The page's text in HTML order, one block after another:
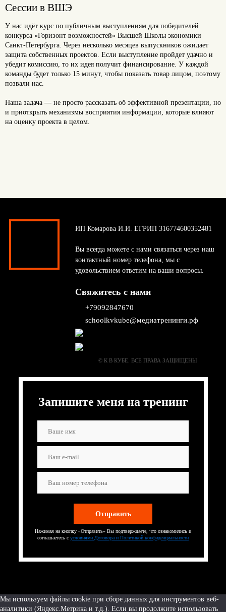
Сессии в ВШЭ
У нас идёт курс по публичным выступлениям для победителей
конкурса «Горизонт возможностей» Высшей Школы экономики
Санкт-Петербурга. Через несколько месяцев выпускников ожидает
защита собственных проектов. Если выступление пройдет удачно и
убедит комиссию, то их идея получит финансирование. У каждой
команды будет только 15 минут, чтобы показать товар лицом, поэтому
позвали нас.
Наша задача — не просто рассказать об эффективной презентации, но
и приоткрыть механизмы восприятия информации, которые влияют
на оценку проекта в целом.
ИП Комарова И.И. ЕГРИП 316774600352481
Вы всегда можете с нами связаться через наш
контактный номер телефона, мы с
удовольствием ответим на ваши вопросы.
Свяжитесь с нами
+79092847670
schoolkvkube@медиатренинги.рф
© К В КУБЕ. ВСЕ ПРАВА ЗАЩИЩЕНЫ
Запишите меня на тренинг
Нажимая на кнопку «Отправить» Вы подтверждаете, что ознакомились и
соглашаетесь с условиями Договора и Политикой конфиденциальности
Мы используем файлы cookie при сборе данных для инструментов веб-
аналитики (Яндекс.Метрика и т.д.). Если вы продолжите использовать